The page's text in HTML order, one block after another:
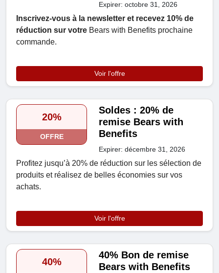
Expirer: octobre 31, 2026
Inscrivez-vous à la newsletter et recevez 10% de
réduction sur votre Bears with Benefits prochaine
commande.
Voir l'offre
20%
OFFRE
Soldes : 20% de
remise Bears with
Benefits
Expirer: décembre 31, 2026
Profitez jusqu’à 20% de réduction sur les sélection de
produits et réalisez de belles économies sur vos
achats.
Voir l'offre
40%
40% Bon de remise
Bears with Benefits